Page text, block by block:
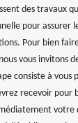
des travaux
pour assurer
Pour bien
vous invitons
consiste à vous
recevoir pour
votre